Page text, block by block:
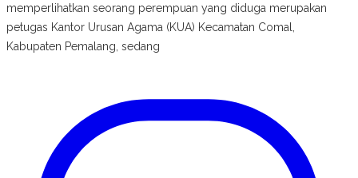
memperlihatkan seorang perempuan yang diduga merupakan
petugas Kantor Urusan Agama (KUA) Kecamatan Comal,
Kabupaten Pemalang, sedang